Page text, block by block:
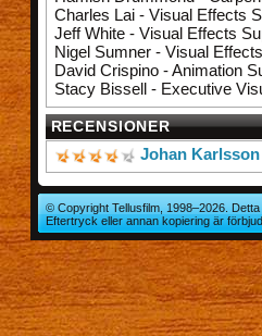
Charles Lai - Visual Effects
Jeff White - Visual Effects
Nigel Sumner - Visual
David Crispino - Animation
Stacy Bissell - Executive
RECENSIONER
Johan
© Copyright Tellusfilm, 1998–2026.
Eftertryck eller annan kopiering är